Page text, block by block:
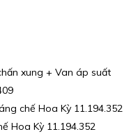
xung + Van áp suất
chế Hoa Kỳ 11.194.352
Hoa Kỳ 11.194.352